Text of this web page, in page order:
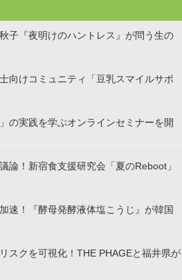
子『夜明けのハントレス』が問う生の
向けコミュニティ「豆乳スマイルサポ
の実践を学ぶオンラインセミナーを開
論！新宿食支援研究会「夏のReboot」
速！『酵母発酵液体塩こうじ』が韓国
スクを可視化！THE PHAGEと福井県が